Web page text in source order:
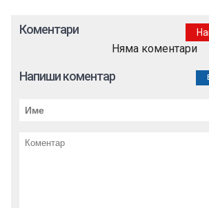
Коментари
Няма коментари
Напиши коментар